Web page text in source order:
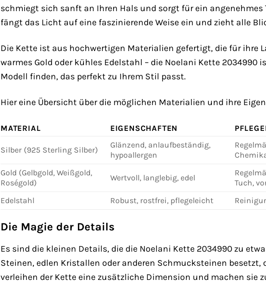
schmiegt sich sanft an Ihren Hals und sorgt für ein angenehmes
fängt das Licht auf eine faszinierende Weise ein und zieht alle
Die Kette ist aus hochwertigen Materialien gefertigt, die für ihre
warmes Gold oder kühles Edelstahl – die Noelani Kette
Modell finden, das perfekt zu Ihrem Stil passt.
Hier eine Übersicht über die möglichen Materialien und ihre
MATERIAL EIGENSCHAFTEN
Silber (925 Sterling Silber)
Glänzend, anlaufbeständig,
hypoallergen
Gold (Gelbgold, Weißgold,
Roségold)
Wertvoll, langlebig, edel
Tuch,
Edelstahl
Robust, rostfrei, pflegeleicht
Die Magie der Details
Es sind die kleinen Details, die die Noelani Kette 2034990 zu
Steinen, edlen Kristallen oder anderen Schmucksteinen
verleihen der Kette eine zusätzliche Dimension und machen sie